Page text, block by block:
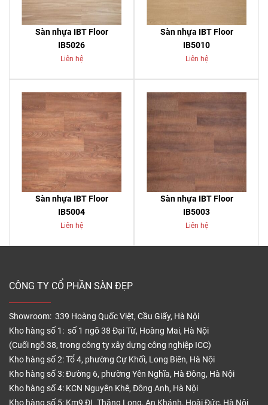
Sàn nhựa IBT Floor
IB5026
Liên hệ
Sàn nhựa IBT Floor
IB5010
Liên hệ
Sàn nhựa IBT Floor
IB5004
Liên hệ
Sàn nhựa IBT Floor
IB5003
Liên hệ
CÔNG TY CỔ PHẦN SÀN ĐẸP
Showroom: 339 Hoàng Quốc Việt, Cầu Giấy, Hà Nội
Kho hàng số 1: số 1 ngõ 38 Đại Từ, Hoàng Mai, Hà Nội
(Cuối ngõ 38, trong công ty xây dựng công nghiệp ICC)
Kho hàng số 2: Tổ 4, phường Cự Khối, Long Biên, Hà Nội
Kho hàng số 3: Đường 6, phường Yên Nghĩa, Hà Đông, Hà Nội
Kho hàng số 4: KCN Nguyên Khê, Đông Anh, Hà Nội
Kho hàng số 5: Km9 ĐL Thăng Long, An Khánh, Hoài Đức, Hà Nội